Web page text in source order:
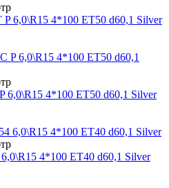
P 6,0\R15 4*100 ET50 d60,1 Silver
6,0\R15 4*100 ET50 d60,1 Silver
4*100 ET40 d60,1 Silver